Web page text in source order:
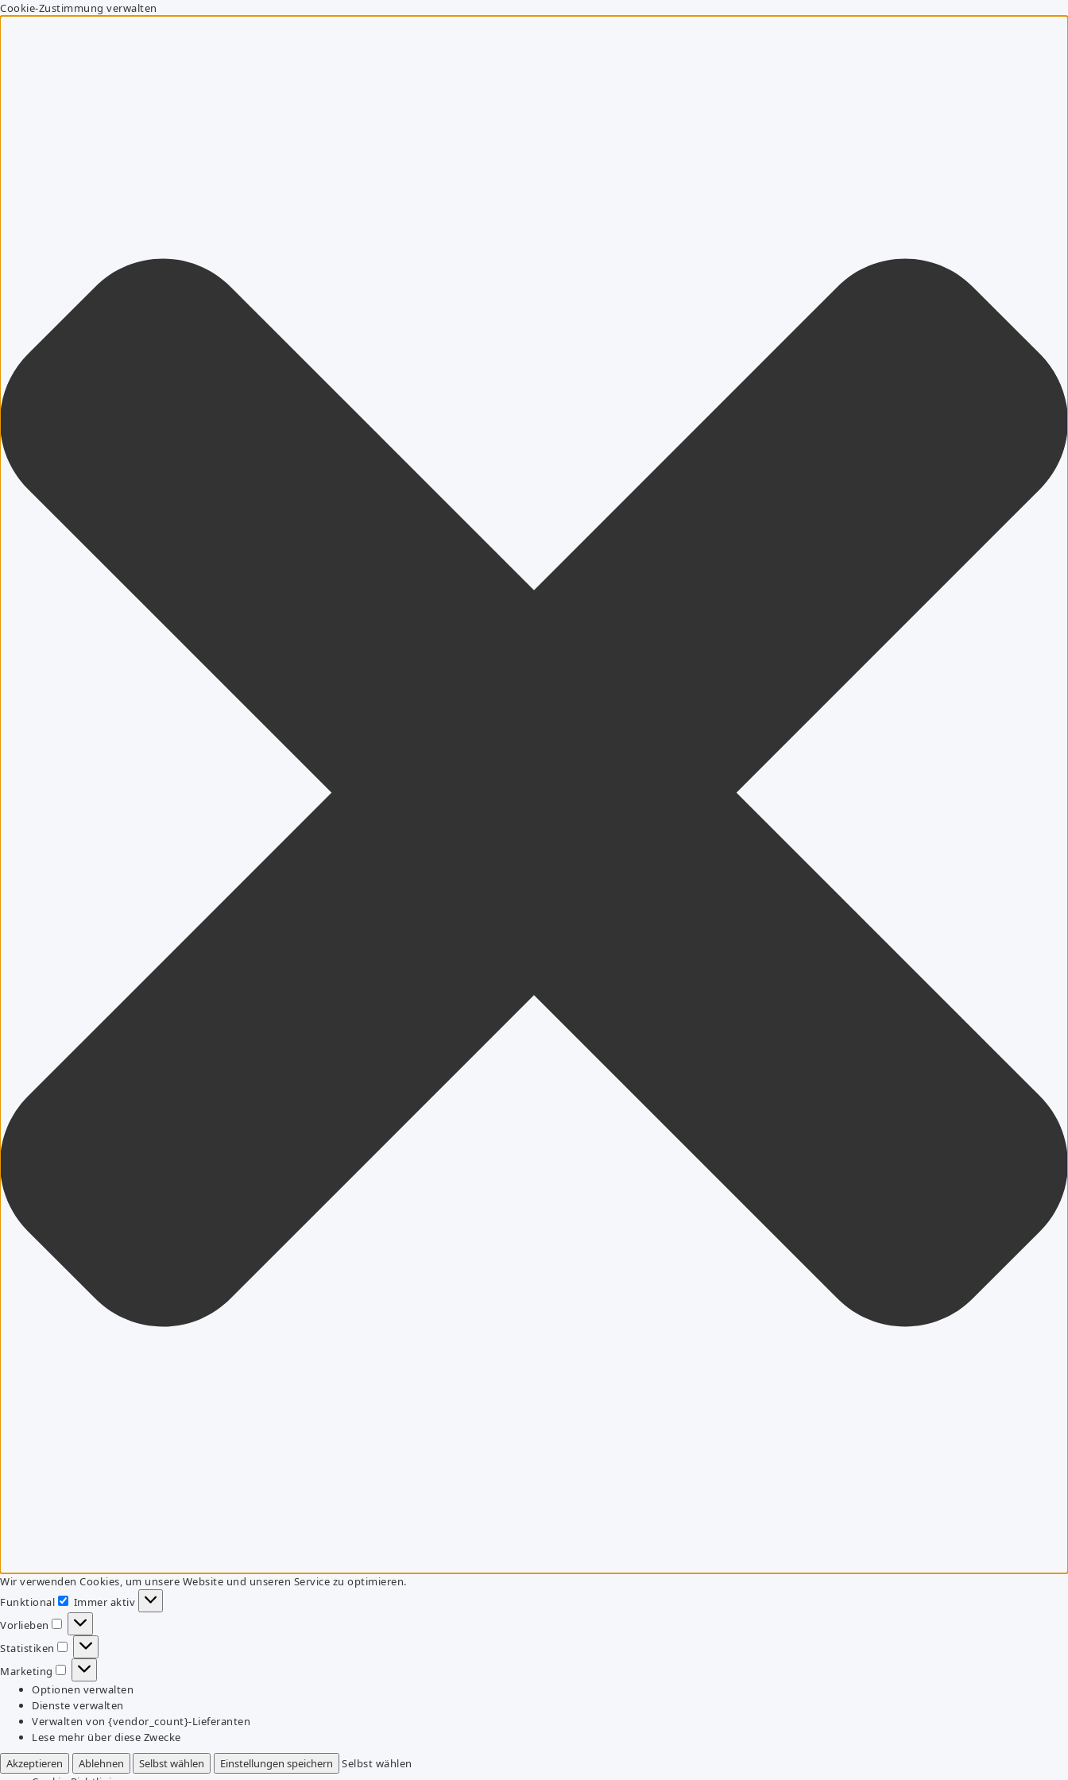
Cookie-Zustimmung verwalten
Wir verwenden Cookies, um unsere Website und unseren Service zu optimieren.
Funktional
Funktional
Immer aktiv
Vorlieben
Vorlieben
Statistiken
Statistiken
Marketing
Marketing
Optionen verwalten
Dienste verwalten
Verwalten von {vendor_count}-Lieferanten
Lese mehr über diese Zwecke
Akzeptieren
Ablehnen Selbst wählen Einstellungen speichern
Selbst wählen